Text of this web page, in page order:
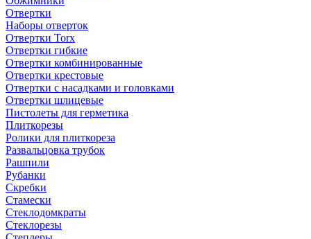
Отвертки
Наборы отверток
Отвертки Torx
Отвертки гибкие
Отвертки комбинированные
Отвертки крестовые
Отвертки с насадками и головками
Отвертки шлицевые
Пистолеты для герметика
Плиткорезы
Ролики для плиткореза
Развальцовка трубок
Рашпили
Рубанки
Скребки
Стамески
Стеклодомкраты
Стеклорезы